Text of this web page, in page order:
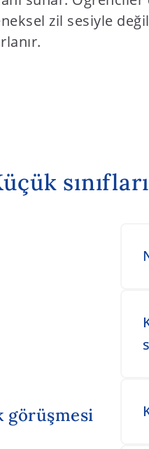
zil sesiyle değil,
görüşmesi